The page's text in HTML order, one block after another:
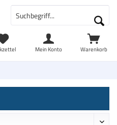
Warenkorb
Mein Konto